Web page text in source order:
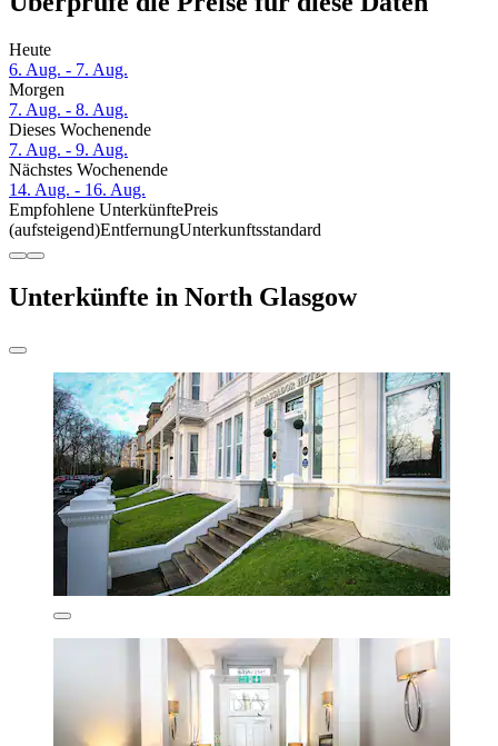
Heute
6. Aug. - 7. Aug.
Morgen
7. Aug. - 8. Aug.
Dieses Wochenende
7. Aug. - 9. Aug.
Nächstes Wochenende
14. Aug. - 16. Aug.
Empfohlene UnterkünftePreis
(aufsteigend)EntfernungUnterkunftsstandard
Unterkünfte in North Glasgow